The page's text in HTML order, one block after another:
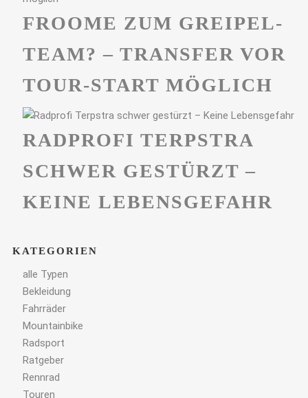
FROOME ZUM GREIPEL-
TEAM? – TRANSFER VOR
TOUR-START MÖGLICH
RADPROFI TERPSTRA
SCHWER GESTÜRZT –
KEINE LEBENSGEFAHR
KATEGORIEN
alle Typen
Bekleidung
Fahrräder
Mountainbike
Radsport
Ratgeber
Rennrad
Touren